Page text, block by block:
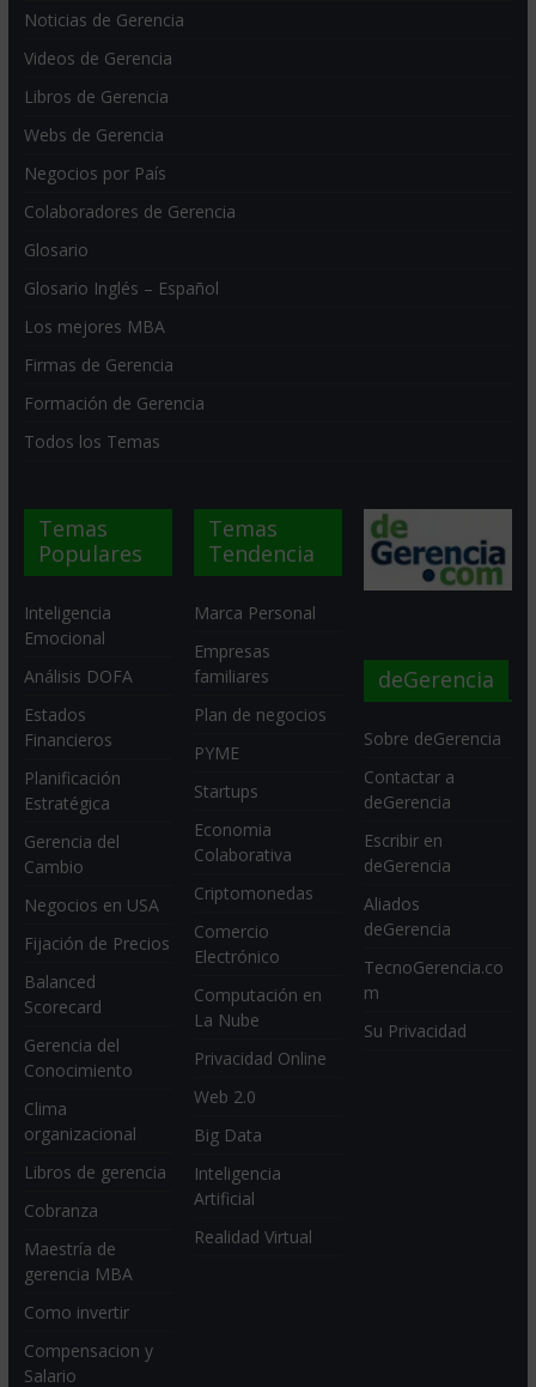
Noticias de Gerencia
Videos de Gerencia
Libros de Gerencia
Webs de Gerencia
Negocios por País
Colaboradores de Gerencia
Glosario
Glosario Inglés – Español
Los mejores MBA
Firmas de Gerencia
Formación de Gerencia
Todos los Temas
Temas
Populares
Inteligencia
Emocional
Análisis DOFA
Estados
Financieros
Planificación
Estratégica
Gerencia del
Cambio
Negocios en USA
Fijación de Precios
Balanced
Scorecard
Gerencia del
Conocimiento
Clima
organizacional
Libros de gerencia
Cobranza
Maestría de
gerencia MBA
Como invertir
Compensacion y
Salario
Temas
Tendencia
Marca Personal
Empresas
familiares
Plan de negocios
PYME
Startups
Economia
Colaborativa
Criptomonedas
Comercio
Electrónico
Computación en
La Nube
Privacidad Online
Web 2.0
Big Data
Inteligencia
Artificial
Realidad Virtual
deGerencia
Sobre deGerencia
Contactar a
deGerencia
Escribir en
deGerencia
Aliados
deGerencia
TecnoGerencia.co
m
Su Privacidad